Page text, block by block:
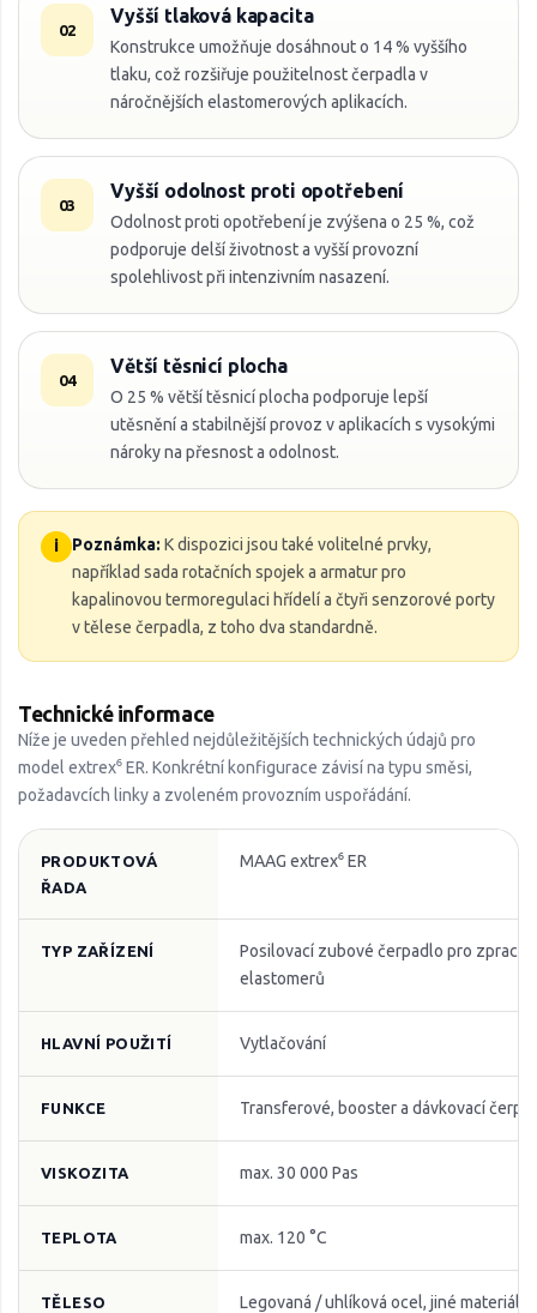
02
Vyšší tlaková kapacita
Konstrukce umožňuje dosáhnout o 14 % vyššího
tlaku, což rozšiřuje použitelnost čerpadla v
náročnějších elastomerových aplikacích.
03
Vyšší odolnost proti opotřebení
Odolnost proti opotřebení je zvýšena o 25 %, což
podporuje delší životnost a vyšší provozní
spolehlivost při intenzivním nasazení.
04
Větší těsnicí plocha
O 25 % větší těsnicí plocha podporuje lepší
utěsnění a stabilnější provoz v aplikacích s vysokými
nároky na přesnost a odolnost.
i Poznámka: K dispozici jsou také volitelné prvky,
například sada rotačních spojek a armatur pro
kapalinovou termoregulaci hřídelí a čtyři senzorové porty
v tělese čerpadla, z toho dva standardně.
Technické informace
Níže je uveden přehled nejdůležitějších technických údajů pro
model extrex⁶ ER. Konkrétní konfigurace závisí na typu směsi,
požadavcích linky a zvoleném provozním uspořádání.
PRODUKTOVÁ
ŘADA
MAAG extrex⁶ ER
TYP ZAŘÍZENÍ
Posilovací zubové čerpadlo pro
elastomerů
HLAVNÍ POUŽITÍ Vytlačování
FUNKCE Transferové, booster a dávkovací
VISKOZITA max. 30 000 Pas
TEPLOTA max. 120 °C
TĚLESO Legovaná / uhlíková ocel, jiné materiály